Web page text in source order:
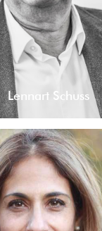
Lennart Schuss